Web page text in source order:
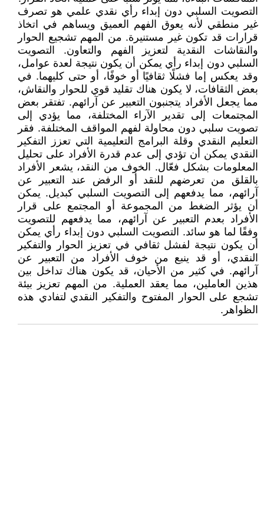
التصويت السلبي دون إبداء رأي نقدي علمي هو تصرف
غير منطقي لأنه يعوق الفهم العميق ويساهم في اتخاذ
قرارات قد تكون غير مستنيرة. من المهم تشجيع الحوار
والنقاشات النقدية لتعزيز الفهم والتعاون. التصويت
السلبي دون إبداء رأي يمكن أن يكون نتيجة لعدة عوامل،
وقد يعكس إما فشلًا ثقافيًا أو خوفًا، أو حتى كليهما. في
بعض الثقافات، لا يكون هناك تقليد قوي للحوار والنقاش،
مما يجعل الأفراد يتجنبون التعبير عن آرائهم. تفتقر بعض
المجتمعات إلى تقدير الآراء المختلفة، مما يؤدي إلى
تصويت سلبي دون محاولة لفهم المواقف المختلفة. فقر
التعليم النقدي وقلة البرامج التعليمية التي تعزز التفكير
النقدي يمكن أن تؤدي إلى عدم قدرة الأفراد على تحليل
المعلومات بشكل فعّال. الخوف من النقد، يشعر الأفراد
بالقلق من تعرضهم للنقد أو الرفض عند التعبير عن
آرائهم، مما يدفعهم إلى التصويت السلبي كبديل. يمكن
أن يؤثر الضغط من المجموعة أو المجتمع على قرار
الأفراد بعدم التعبير عن آرائهم، مما يدفعهم للتصويت
وفقًا لما هو سائد. التصويت السلبي دون إبداء رأي يمكن
أن يكون نتيجة لفشل ثقافي في تعزيز الحوار والتفكير
النقدي، أو قد ينبع من خوف الأفراد من التعبير عن
آرائهم. في كثير من الأحيان، قد يكون هناك تداخل بين
هذين العاملين، مما يعقد العملية. من المهم تعزيز بيئة
تشجع على الحوار المفتوح والتفكير النقدي لتفادي هذه
الظواهر.